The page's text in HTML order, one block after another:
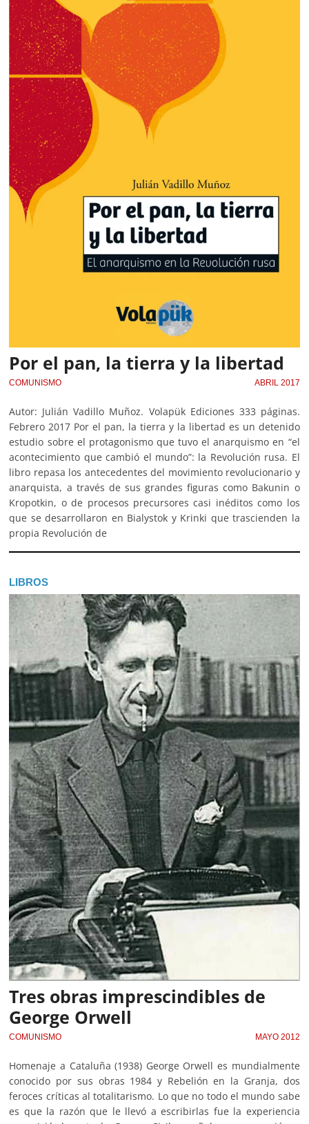
Por el pan, la tierra y la libertad
COMUNISMO ABRIL 2017
Autor: Julián Vadillo Muñoz. Volapük Ediciones 333 páginas.
Febrero 2017 Por el pan, la tierra y la libertad es un detenido
estudio sobre el protagonismo que tuvo el anarquismo en “el
acontecimiento que cambió el mundo”: la Revolución rusa. El
libro repasa los antecedentes del movimiento revolucionario y
anarquista, a través de sus grandes figuras como Bakunin o
Kropotkin, o de procesos precursores casi inéditos como los
que se desarrollaron en Bialystok y Krinki que trascienden la
propia Revolución de
LIBROS
Tres obras imprescindibles de
George Orwell
COMUNISMO MAYO 2012
Homenaje a Cataluña (1938) George Orwell es mundialmente
conocido por sus obras 1984 y Rebelión en la Granja, dos
feroces críticas al totalitarismo. Lo que no todo el mundo sabe
es que la razón que le llevó a escribirlas fue la experiencia